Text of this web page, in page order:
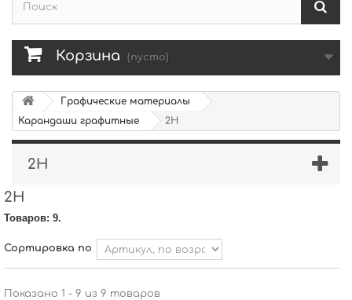
Корзина (пусто)
Графические материалы
Карандаши графитные
2H
2H
2H
Товаров: 9.
Сортировка по
Показано 1 - 9 из 9 товаров